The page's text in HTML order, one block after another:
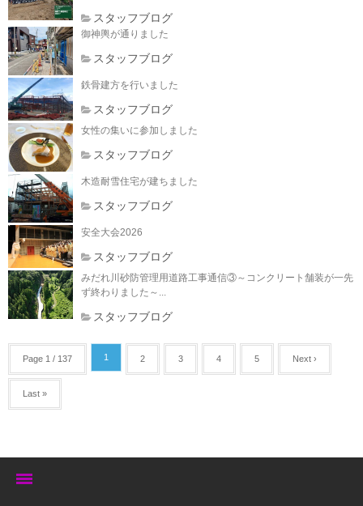
スタッフブログ
御神輿が通りました
スタッフブログ
鉄骨建方を行いました
スタッフブログ
女性の集いに参加しました
スタッフブログ
木造耐雪住宅が建ちました
スタッフブログ
安全大会2026
スタッフブログ
みだれ川砂防管理用道路工事通信③～コンクリート舗装が一先
ず終わりました～...
スタッフブログ
Page 1 / 137 1 2 3 4 5 Next ›
Last »